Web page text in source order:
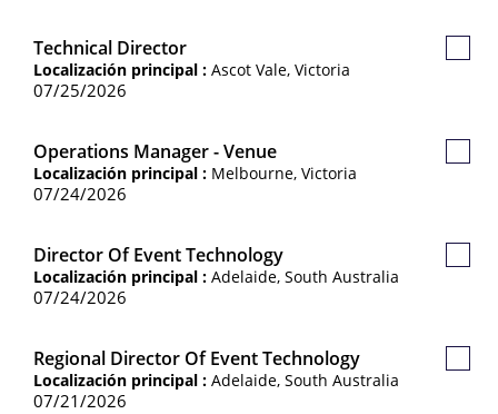
Technical Director
Localización principal : Ascot Vale, Victoria
07/25/2026
Operations Manager - Venue
Localización principal : Melbourne, Victoria
07/24/2026
Director Of Event Technology
Localización principal : Adelaide, South Australia
07/24/2026
Regional Director Of Event Technology
Localización principal : Adelaide, South Australia
07/21/2026